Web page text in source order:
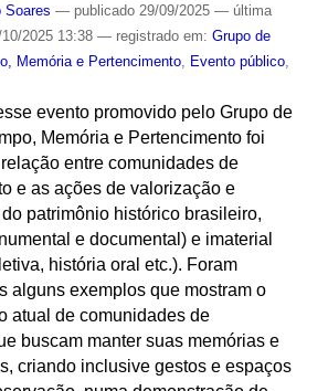
Soares — publicado29/09/2025 — última
2025 13:38 — registrado em: Grupo de
Memória e Pertencimento, Evento público,
evento promovido pelo Grupo de
Memória e Pertencimento foi
entre comunidades de
e as ações de valorização e
patrimônio histórico brasileiro,
e documental) e imaterial
história oral etc.). Foram
alguns exemplos que mostram o
atual de comunidades de
buscam manter suas memórias e
criando inclusive gestos e espaços